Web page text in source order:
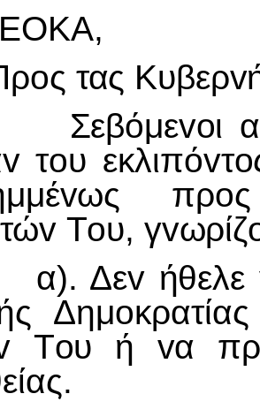
τoυ
Τoυ,
ήθελε vα
Τoυ ή vα